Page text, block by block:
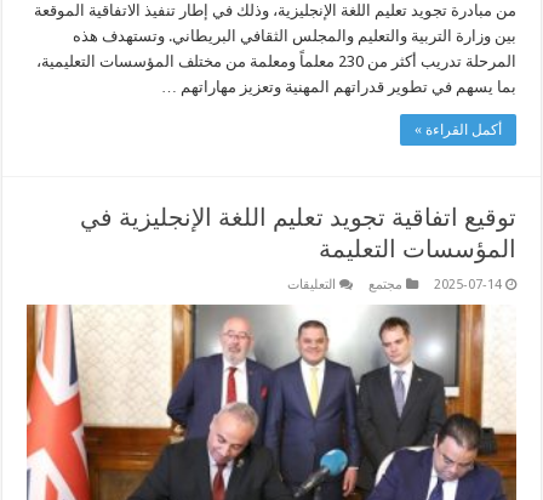
من مبادرة تجويد تعليم اللغة الإنجليزية، وذلك في إطار تنفيذ الاتفاقية الموقعة
بين وزارة التربية والتعليم والمجلس الثقافي البريطاني. وتستهدف هذه
المرحلة تدريب أكثر من 230 معلماً ومعلمة من مختلف المؤسسات التعليمية،
بما يسهم في تطوير قدراتهم المهنية وتعزيز مهاراتهم …
أكمل القراءة »
توقيع اتفاقية تجويد تعليم اللغة الإنجليزية في
المؤسسات التعليمة
2025-07-14 مجتمع التعليقات
تعليم
اللغة
الإنجليزية
في
المؤسسات
التعليمة
مغلقة